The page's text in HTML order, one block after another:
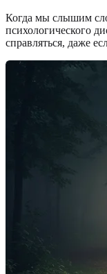
Когда мы слышим
психологического
справляться, даже